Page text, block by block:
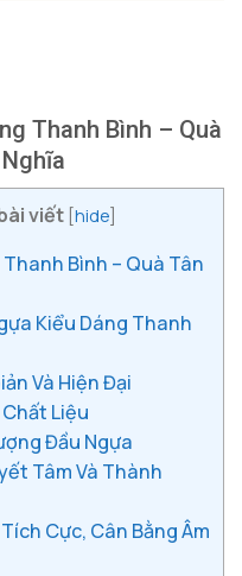
Thanh Bình – Quà
viết hide]
Bình – Quà Tân
Kiểu Dáng Thanh
Và Hiện Đại
Liệu
Đầu Ngựa
Tâm Và Thành
Cực, Cân Bằng Âm